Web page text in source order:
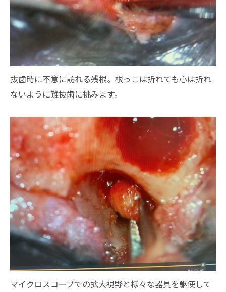
抜歯時に不意に訪れる残根。根っこは折れても心は折れ
ないように難抜歯に挑みます。
マイクロスコープでの拡大視野と様々な器具を駆使して